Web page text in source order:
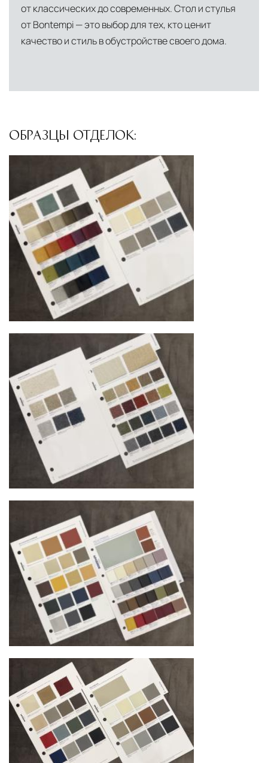
от классических до современных. Стол и стулья
от Bontempi — это выбор для тех, кто ценит
качество и стиль в обустройстве своего дома.
ОБРАЗЦЫ ОТДЕЛОК: